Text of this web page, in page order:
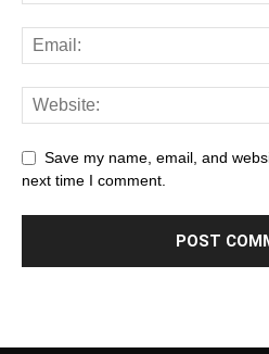
Save my name, email, and
next time I comment.